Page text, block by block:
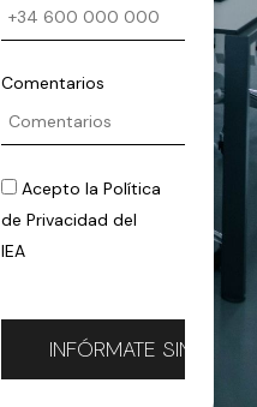
Comentarios
Acepto laPolítica
de Privacidad del
IEA